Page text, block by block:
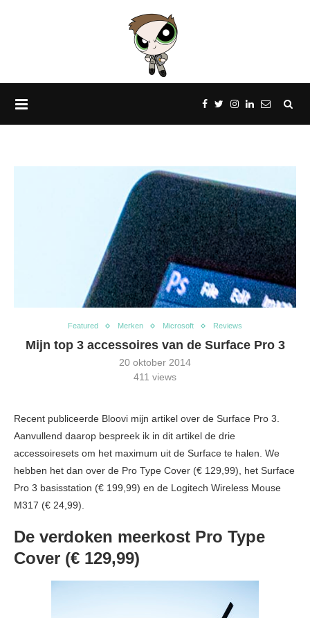
Featured Merken Microsoft Reviews
Mijn top 3 accessoires van de Surface Pro 3
20 oktober 2014
411 views
Recent publiceerde Bloovi mijn artikel over de Surface Pro 3.
Aanvullend daarop bespreek ik in dit artikel de drie
accessoiresets om het maximum uit de Surface te halen. We
hebben het dan over de Pro Type Cover (€ 129,99), het Surface
Pro 3 basisstation (€ 199,99) en de Logitech Wireless Mouse
M317 (€ 24,99).
De verdoken meerkost Pro Type
Cover (€ 129,99)